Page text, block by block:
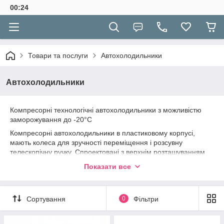
00:24
Товари та послуги Автохолодильники
Автохолодильники
Компресорні технологічні автохолодильники з можливістю
заморожування до -20°С
Компресорні автохолодильники в пластиковому корпусі,
мають колеса для зручності переміщення і розсувну
телескопічну ручку. Спроектовані з верхнім розташуванням
чином, що верхня частина вже ніж нижня. Моделі, позначені
годин.
Компресорна система.
Показати все
Сортування 0 Фільтри